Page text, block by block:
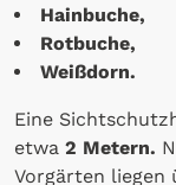
Hainbuche,
Rotbuche,
Weißdorn.
Eine
etwa 2 Metern.
Vorgärten liegen